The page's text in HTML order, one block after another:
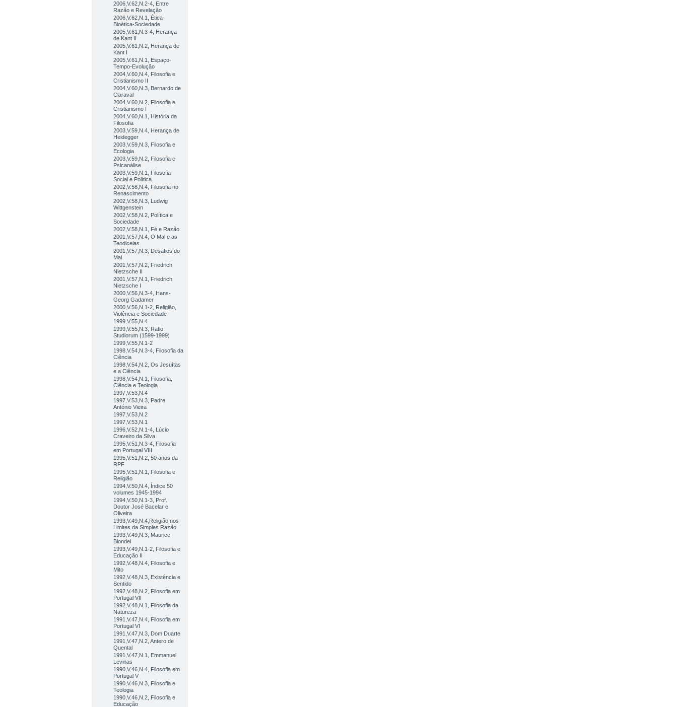
2006,V.62,N.2-4, Entre
Razão e Revelação
2006,V.62,N.1, Ética-
Bioética-Sociedade
2005,V.61,N.3-4, Herança
de Kant II
2005,V.61,N.2, Herança de
Kant I
2005,V.61,N.1, Espaço-
Tempo-Evolução
2004,V.60,N.4, Filosofia e
Cristianismo II
2004,V.60,N.3, Bernardo de
Claraval
2004,V.60,N.2, Filosofia e
Cristianismo I
2004,V.60,N.1, História da
Filosofia
2003,V.59,N.4, Herança de
Heidegger
2003,V.59,N.3, Filosofia e
Ecologia
2003,V.59,N.2, Filosofia e
Psicanálise
2003,V.59,N.1, Filosofia
Social e Política
2002,V.58,N.4, Filosofia no
Renascimento
2002,V.58,N.3, Ludwig
Wittgenstein
2002,V.58,N.2, Política e
Sociedade
2002,V.58,N.1, Fé e Razão
2001,V.57,N.4, O Mal e as
Teodiceias
2001,V.57,N.3, Desafios do
Mal
2001,V.57,N.2, Friedrich
Nietzsche II
2001,V.57,N.1, Friedrich
Nietzsche I
2000,V.56,N.3-4, Hans-
Georg Gadamer
2000,V.56,N.1-2, Religião,
Violência e Sociedade
1999,V.55,N.4
1999,V.55,N.3, Ratio
Studiorum (1599-1999)
1999,V.55,N.1-2
1998,V.54,N.3-4, Filosofia da
Ciência
1998,V.54,N.2, Os Jesuítas
e a Ciência
1998,V.54,N.1, Filosofia,
Ciência e Teologia
1997,V.53,N.4
1997,V.53,N.3, Padre
António Vieira
1997,V.53,N.2
1997,V.53,N.1
1996,V.52,N.1-4, Lúcio
Craveiro da Silva
1995,V.51,N.3-4, Filosofia
em Portugal VIII
1995,V.51,N.2, 50 anos da
RPF
1995,V.51,N.1, Filosofia e
Religião
1994,V.50,N.4, Índice 50
volumes 1945-1994
1994,V.50,N.1-3, Prof.
Doutor José Bacelar e
Oliveira
1993,V.49,N.4,Religião nos
Limites da Simples Razão
1993,V.49,N.3, Maurice
Blondel
1993,V.49,N.1-2, Filosofia e
Educação II
1992,V.48,N.4, Filosofia e
Mito
1992,V.48,N.3, Existência e
Sentido
1992,V.48,N.2, Filosofia em
Portugal VII
1992,V.48,N.1, Filosofia da
Natureza
1991,V.47,N.4, Filosofia em
Portugal VI
1991,V.47,N.3, Dom Duarte
1991,V.47,N.2, Antero de
Quental
1991,V.47,N.1, Emmanuel
Levinas
1990,V.46,N.4, Filosofia em
Portugal V
1990,V.46,N.3, Filosofia e
Teologia
1990,V.46,N.2, Filosofia e
Educação